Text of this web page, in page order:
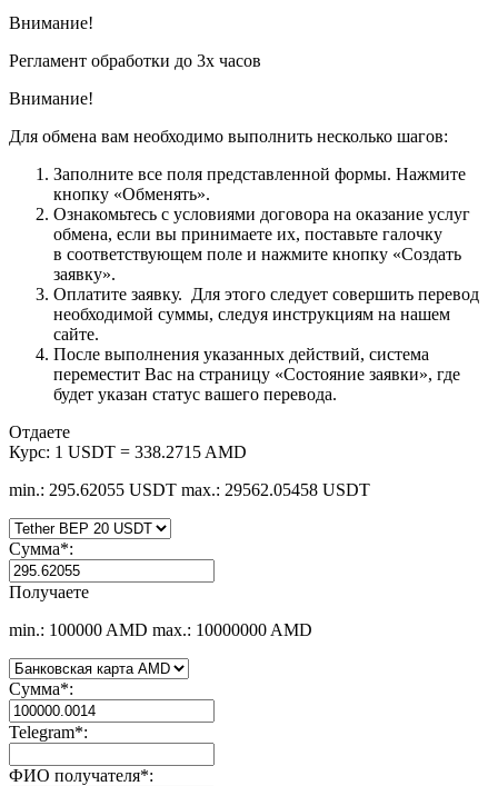
Внимание!
Регламент обработки до 3х часов
Внимание!
Для обмена вам необходимо выполнить несколько шагов:
Заполните все поля представленной формы. Нажмите
кнопку «Обменять».
Ознакомьтесь с условиями договора на оказание услуг
обмена, если вы принимаете их, поставьте галочку
в соответствующем поле и нажмите кнопку «Создать
заявку».
Оплатите заявку. Для этого следует совершить перевод
необходимой суммы, следуя инструкциям на нашем
сайте.
После выполнения указанных действий, система
переместит Вас на страницу «Состояние заявки», где
будет указан статус вашего перевода.
Отдаете
Курс: 1 USDT = 338.2715 AMD
min.: 295.62055 USDT max.: 29562.05458 USDT
Сумма*:
Получаете
min.: 100000 AMD max.: 10000000 AMD
Сумма*:
Telegram*:
ФИО получателя*: